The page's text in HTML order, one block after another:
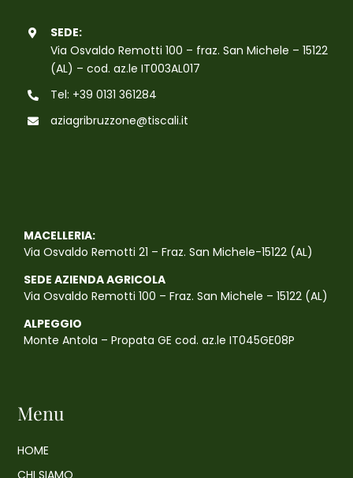
SEDE:
Via Osvaldo Remotti 100 – fraz. San Michele – 15122
(AL) – cod. az.le IT003AL017
Tel: +39 0131 361284
aziagribruzzone@tiscali.it
MACELLERIA:
Via Osvaldo Remotti 21 – Fraz. San Michele-15122 (AL)
SEDE AZIENDA AGRICOLA
Via Osvaldo Remotti 100 – Fraz. San Michele – 15122 (AL)
ALPEGGIO
Monte Antola – Propata GE cod. az.le IT045GE08P
Menu
HOME
CHI SIAMO